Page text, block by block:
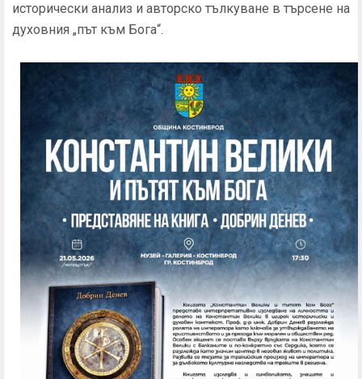
исторически анализ и авторско тълкуване в търсене на
духовния „път към Бога“.